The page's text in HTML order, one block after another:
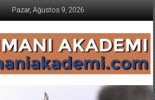
Pazar, Ağustos 9, 2026